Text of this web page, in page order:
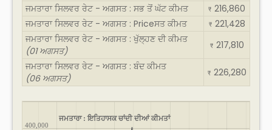
ਜਮਤਾਰਾ ਸਿਲਵਰ ਰੇਟ - ਅਗਸਤ : ਸਭ ਤੋਂ ਘੱਟ ਕੀਮਤ
₹ 216,860
ਜਮਤਾਰਾ ਸਿਲਵਰ ਰੇਟ - ਅਗਸਤ : Priceਸਤ ਕੀਮਤ
₹ 221,428
ਜਮਤਾਰਾ ਸਿਲਵਰ ਰੇਟ - ਅਗਸਤ : ਖੁੱਲ੍ਹਣ ਦੀ ਕੀਮਤ
(01 ਅਗਸਤ)
₹ 217,810
ਜਮਤਾਰਾ ਸਿਲਵਰ ਰੇਟ - ਅਗਸਤ : ਬੰਦ ਕੀਮਤ
(06 ਅਗਸਤ)
₹ 226,280
ਜਮਤਾਰਾ : ਇਤਿਹਾਸਕ ਚਾਂਦੀ ਦੀਆਂ ਕੀਮਤਾਂ
400,000